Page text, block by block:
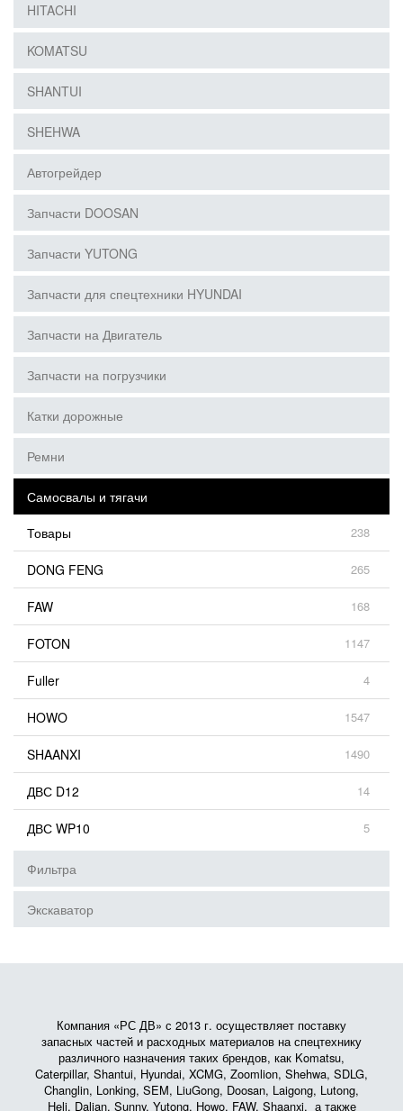
HITACHI
KOMATSU
SHANTUI
SHEHWA
Автогрейдер
Запчасти DOOSAN
Запчасти YUTONG
Запчасти для спецтехники HYUNDAI
Запчасти на Двигатель
Запчасти на погрузчики
Катки дорожные
Ремни
Самосвалы и тягачи
Товары
238
DONG FENG 265
FAW 168
FOTON 1147
Fuller 4
HOWO 1547
SHAANXI 1490
ДВС D12 14
ДВС WP10 5
Фильтра
Экскаватор
Компания «РС ДВ» с 2013 г. осуществляет поставку
запасных частей и расходных материалов на спецтехнику
различного назначения таких брендов, как Komatsu,
Caterpillar, Shantui, Hyundai, XCMG, Zoomlion, Shehwa, SDLG,
Changlin, Lonking, SEM, LiuGong, Doosan, Laigong, Lutong,
Heli, Dalian, Sunny, Yutong, Howo, FAW, Shaanxi, а также